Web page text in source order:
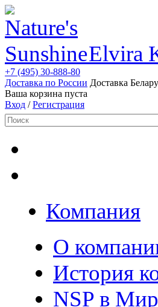
Elvira
+7 (495) 30-888-80
Доставка по России Доставка
Ваша корзина пуста
Вход /Регистрация
Компания
О
История
NSP в